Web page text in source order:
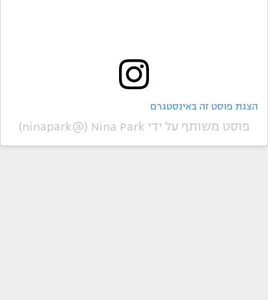
הצגת פוסט זה באינסטגרם
פוסט משותף על ידי ‏‎Nina Park‎‏ (@‏‎ninapark‎‏)